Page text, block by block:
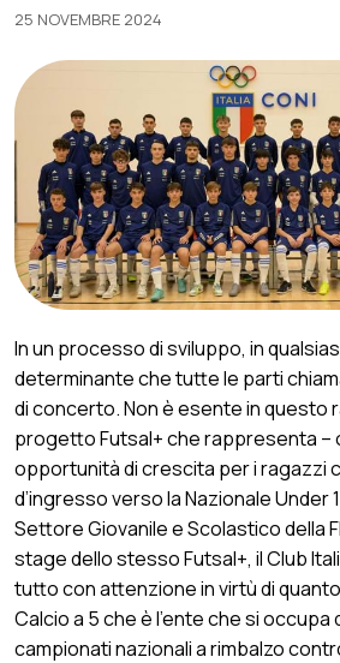
25 NOVEMBRE 2024
In un processo di sviluppo, in
determinante che tutte le parti
di concerto. Non è esente in questo
progetto Futsal+ che rappresenta –
opportunità di crescita per i ragazzi
d’ingresso verso la Nazionale Under
Settore Giovanile e Scolastico della
stage dello stesso Futsal+, il Club
tutto con attenzione in virtù di
Calcio a 5 che è l’ente che si occupa
campionati nazionali a rimbalzo